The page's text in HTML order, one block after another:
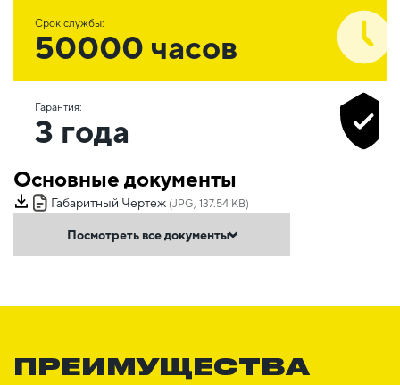
Срок службы:
50000 часов
Гарантия:
3 года
Основные документы
Габаритный Чертеж (JPG, 137.54 KB)
Посмотреть все документы
ПРЕИМУЩЕСТВА